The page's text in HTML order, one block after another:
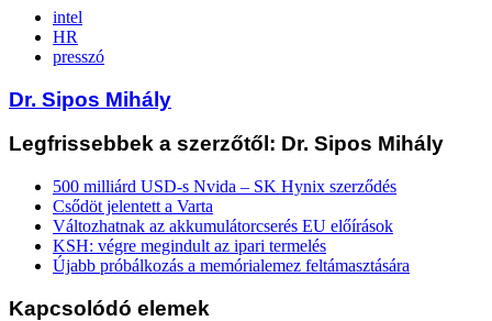
intel
HR
presszó
Dr. Sipos Mihály
Legfrissebbek a szerzőtől: Dr. Sipos Mihály
500 milliárd USD-s Nvida – SK Hynix szerződés
Csődöt jelentett a Varta
Változhatnak az akkumulátorcserés EU előírások
KSH: végre megindult az ipari termelés
Újabb próbálkozás a memórialemez feltámasztására
Kapcsolódó elemek